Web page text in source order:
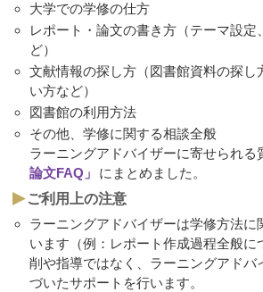
大学での学修の仕方
レポート・論文の書き方（テーマ設定
ど）
文献情報の探し方（図書館資料の探し
い方など）
図書館の利用方法
その他、学修に関する相談全般
ラーニングアドバイザーに寄せられる
論文FAQ」
にまとめました。
ご利用上の注意
ラーニングアドバイザーは学修方法に
います（例：レポート作成過程全般に
削や指導ではなく、ラーニングアドバ
づいたサポートを行います。